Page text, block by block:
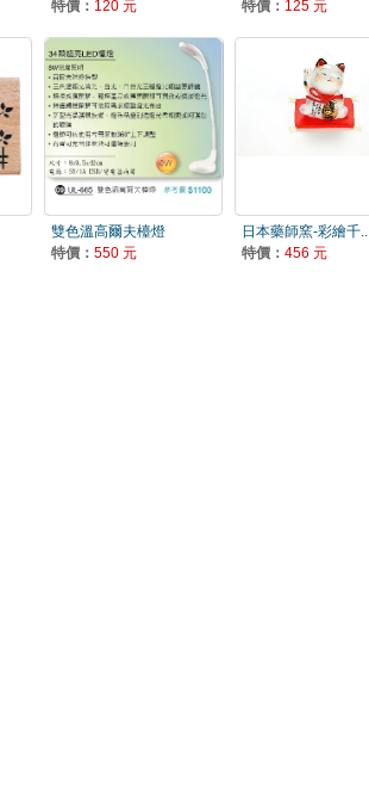
特價： 120 元
特價： 125 元
雙色溫高爾夫檯燈
特價： 550 元
日本藥師窯-彩繪千..
特價： 456 元